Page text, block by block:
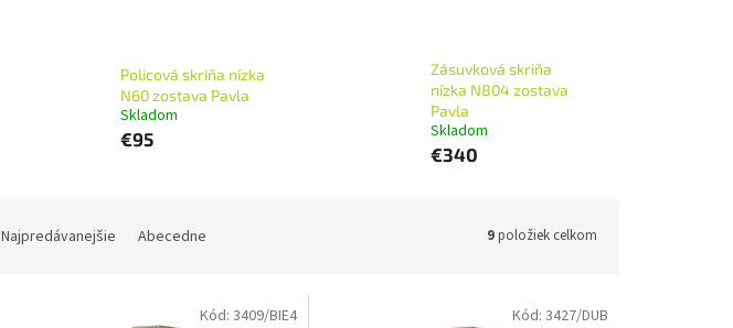
Policová skriňa nízka
N60 zostava Pavla
Skladom
€95
Zásuvková skriňa
nízka N804 zostava
Pavla
Skladom
€340
Najpredávanejšie Abecedne 9položiek celkom
Kód: 3409/BIE4 Kód: 3427/DUB